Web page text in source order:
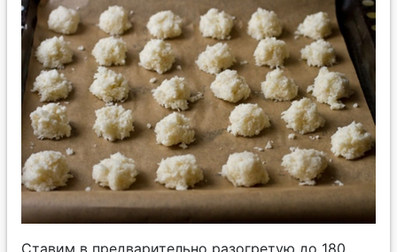
Ставим в предварительно разогретую до 180